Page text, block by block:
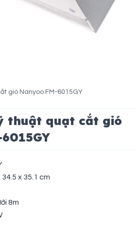
gió Nanyoo FM-6015GY
thuật quạt cắt gió
x 35.1 cm
8m